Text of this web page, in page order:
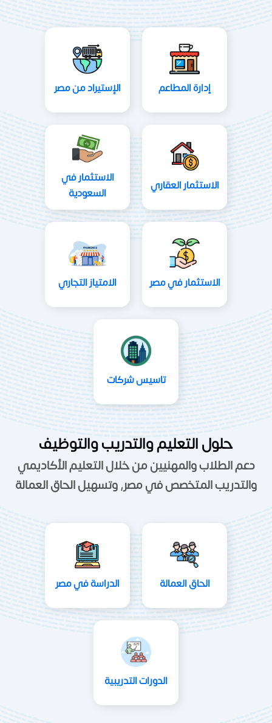
إدارة المطاعم الإستيراد من مصر
الاستثمار العقاري
الاستثمار في
السعودية
الاستثمار في مصر الامتياز التجاري
تاسيس شركات
حلول التعليم والتدريب والتوظيف
دعم الطلاب والمهنيين من خلال التعليم الأكاديمي
والتدريب المتخصص في مصر, وتسهيل الحاق العمالة
الحاق العمالة الدراسة في مصر
الدورات التدريبية